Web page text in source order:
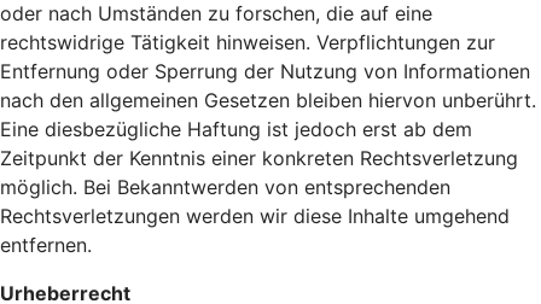
oder nach Umständen zu forschen, die auf eine
rechtswidrige Tätigkeit hinweisen. Verpflichtungen zur
Entfernung oder Sperrung der Nutzung von Informationen
nach den allgemeinen Gesetzen bleiben hiervon unberührt.
Eine diesbezügliche Haftung ist jedoch erst ab dem
Zeitpunkt der Kenntnis einer konkreten Rechtsverletzung
möglich. Bei Bekanntwerden von entsprechenden
Rechtsverletzungen werden wir diese Inhalte umgehend
entfernen.
Urheberrecht